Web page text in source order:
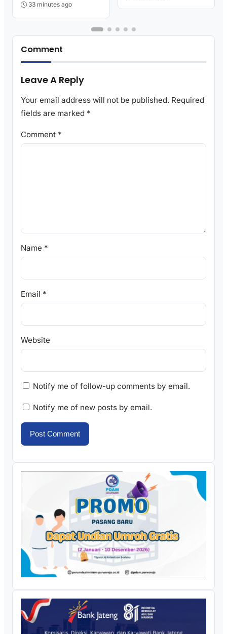
33 minutes ago
Comment
Leave A Reply
Your email address will not be published. Required
fields are marked *
Comment *
Name *
Email *
Website
Notify me of follow-up comments by email.
Notify me of new posts by email.